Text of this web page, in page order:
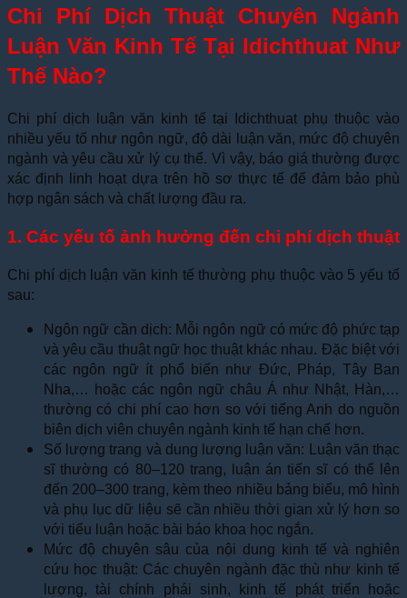
Chi Phí Dịch Thuật Chuyên Ngành
Luận Văn Kinh Tế Tại Idichthuat Như
Thế Nào?
Chi phí dịch luận văn kinh tế tại Idichthuat phụ thuộc vào
nhiều yếu tố như ngôn ngữ, độ dài luận văn, mức độ chuyên
ngành và yêu cầu xử lý cụ thể. Vì vậy, báo giá thường được
xác định linh hoạt dựa trên hồ sơ thực tế để đảm bảo phù
hợp ngân sách và chất lượng đầu ra.
1. Các yếu tố ảnh hưởng đến chi phí dịch thuật
Chi phí dịch luận văn kinh tế thường phụ thuộc vào 5 yếu tố
sau:
Ngôn ngữ cần dịch: Mỗi ngôn ngữ có mức độ phức tạp
và yêu cầu thuật ngữ học thuật khác nhau. Đặc biệt với
các ngôn ngữ ít phổ biến như Đức, Pháp, Tây Ban
Nha,… hoặc các ngôn ngữ châu Á như Nhật, Hàn,…
thường có chi phí cao hơn so với tiếng Anh do nguồn
biên dịch viên chuyên ngành kinh tế hạn chế hơn.
Số lượng trang và dung lượng luận văn: Luận văn thạc
sĩ thường có 80–120 trang, luận án tiến sĩ có thể lên
đến 200–300 trang, kèm theo nhiều bảng biểu, mô hình
và phụ lục dữ liệu sẽ cần nhiều thời gian xử lý hơn so
với tiểu luận hoặc bài báo khoa học ngắn.
Mức độ chuyên sâu của nội dung kinh tế và nghiên
cứu học thuật: Các chuyên ngành đặc thù như kinh tế
lượng, tài chính phái sinh, kinh tế phát triển hoặc